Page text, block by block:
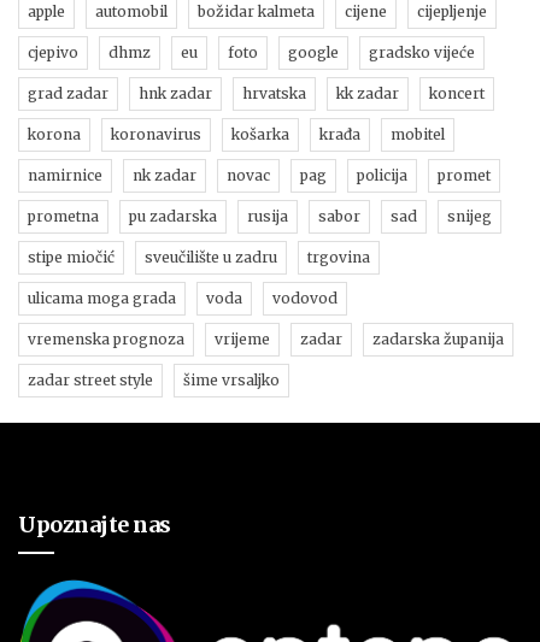
apple automobil božidar kalmeta cijene cijepljenje
cjepivo dhmz eu foto google gradsko vijeće
grad zadar hnk zadar hrvatska kk zadar koncert
korona koronavirus košarka krađa mobitel
namirnice nk zadar novac pag policija promet
prometna pu zadarska rusija sabor sad snijeg
stipe miočić sveučilište u zadru trgovina
ulicama moga grada voda vodovod
vremenska prognoza vrijeme zadar zadarska županija
zadar street style šime vrsaljko
Upoznajte nas